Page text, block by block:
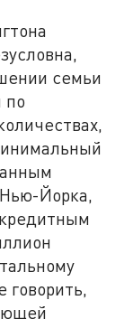
семьи
по
Йорка,
говорить,